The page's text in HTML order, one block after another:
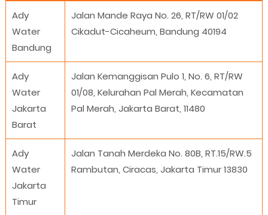
Ady
Water
Bandung
Jalan Mande Raya No. 26, RT/RW 01/02
Cikadut-Cicaheum, Bandung 40194
Ady
Water
Jakarta
Barat
Jalan Kemanggisan Pulo 1, No. 6, RT/RW
01/08, Kelurahan Pal Merah, Kecamatan
Pal Merah, Jakarta Barat, 11480
Ady
Water
Jakarta
Timur
Jalan Tanah Merdeka No. 80B, RT.15/RW.5
Rambutan, Ciracas, Jakarta Timur 13830